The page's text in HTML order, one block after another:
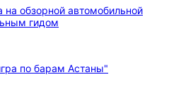
обзорной автомобильной
гидом